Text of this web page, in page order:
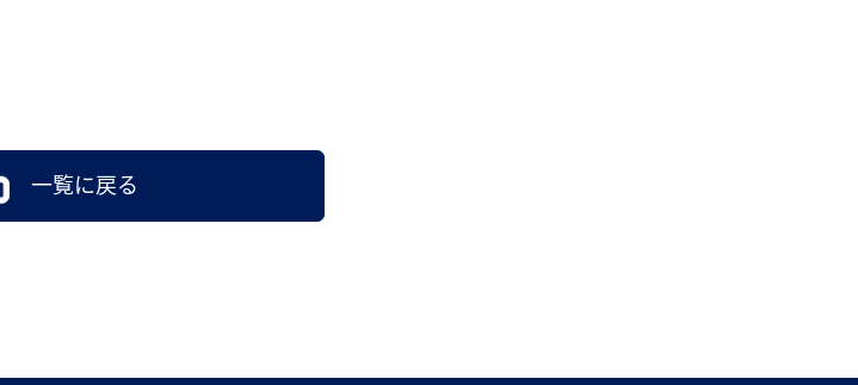
一覧に戻る